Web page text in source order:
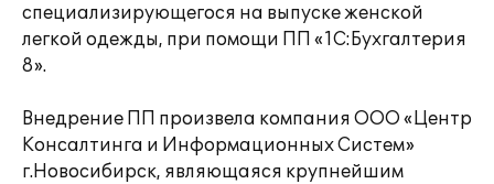
специализирующегося на выпуске женской
легкой одежды, при помощи ПП «1С:Бухгалтерия
8».
Внедрение ПП произвела компания ООО «Центр
Консалтинга и Информационных Систем»
г.Новосибирск, являющаяся крупнейшим